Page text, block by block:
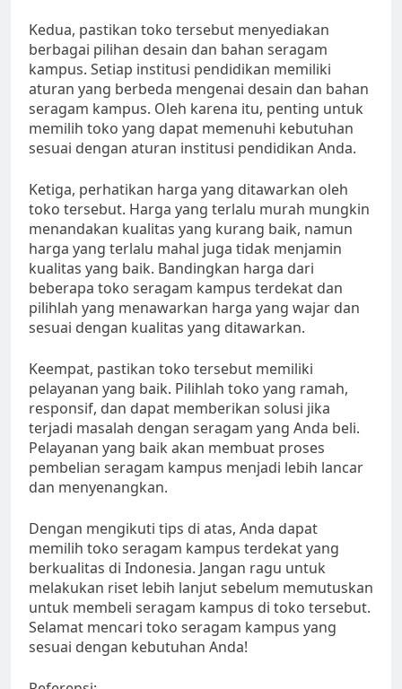
Kedua, pastikan toko tersebut menyediakan
berbagai pilihan desain dan bahan seragam
kampus. Setiap institusi pendidikan memiliki
aturan yang berbeda mengenai desain dan bahan
seragam kampus. Oleh karena itu, penting untuk
memilih toko yang dapat memenuhi kebutuhan
sesuai dengan aturan institusi pendidikan Anda.
Ketiga, perhatikan harga yang ditawarkan oleh
toko tersebut. Harga yang terlalu murah mungkin
menandakan kualitas yang kurang baik, namun
harga yang terlalu mahal juga tidak menjamin
kualitas yang baik. Bandingkan harga dari
beberapa toko seragam kampus terdekat dan
pilihlah yang menawarkan harga yang wajar dan
sesuai dengan kualitas yang ditawarkan.
Keempat, pastikan toko tersebut memiliki
pelayanan yang baik. Pilihlah toko yang ramah,
responsif, dan dapat memberikan solusi jika
terjadi masalah dengan seragam yang Anda beli.
Pelayanan yang baik akan membuat proses
pembelian seragam kampus menjadi lebih lancar
dan menyenangkan.
Dengan mengikuti tips di atas, Anda dapat
memilih toko seragam kampus terdekat yang
berkualitas di Indonesia. Jangan ragu untuk
melakukan riset lebih lanjut sebelum memutuskan
untuk membeli seragam kampus di toko tersebut.
Selamat mencari toko seragam kampus yang
sesuai dengan kebutuhan Anda!